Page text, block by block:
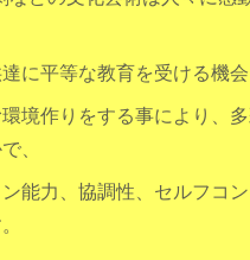
に平等な教育を受ける機会
境作りをする事により、
、
能力、協調性、セルフコ